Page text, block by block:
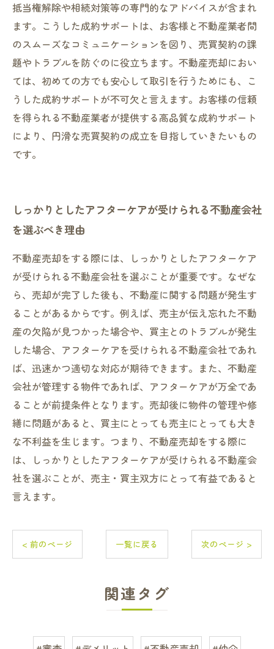
抵当権解除や相続対策等の専門的なアドバイスが含まれ
ます。こうした成約サポートは、お客様と不動産業者間
のスムーズなコミュニケーションを図り、売買契約の課
題やトラブルを防ぐのに役立ちます。不動産売却におい
ては、初めての方でも安心して取引を行うためにも、こ
うした成約サポートが不可欠と言えます。お客様の信頼
を得られる不動産業者が提供する高品質な成約サポート
により、円滑な売買契約の成立を目指していきたいもの
です。
しっかりとしたアフターケアが受けられる不動産会社
を選ぶべき理由
不動産売却をする際には、しっかりとしたアフターケア
が受けられる不動産会社を選ぶことが重要です。なぜな
ら、売却が完了した後も、不動産に関する問題が発生す
ることがあるからです。例えば、売主が伝え忘れた不動
産の欠陥が見つかった場合や、買主とのトラブルが発生
した場合、アフターケアを受けられる不動産会社であれ
ば、迅速かつ適切な対応が期待できます。また、不動産
会社が管理する物件であれば、アフターケアが万全であ
ることが前提条件となります。売却後に物件の管理や修
繕に問題があると、買主にとっても売主にとっても大き
な不利益を生じます。つまり、不動産売却をする際に
は、しっかりとしたアフターケアが受けられる不動産会
社を選ぶことが、売主・買主双方にとって有益であると
言えます。
< 前のページ 一覧に戻る 次のページ >
関連タグ